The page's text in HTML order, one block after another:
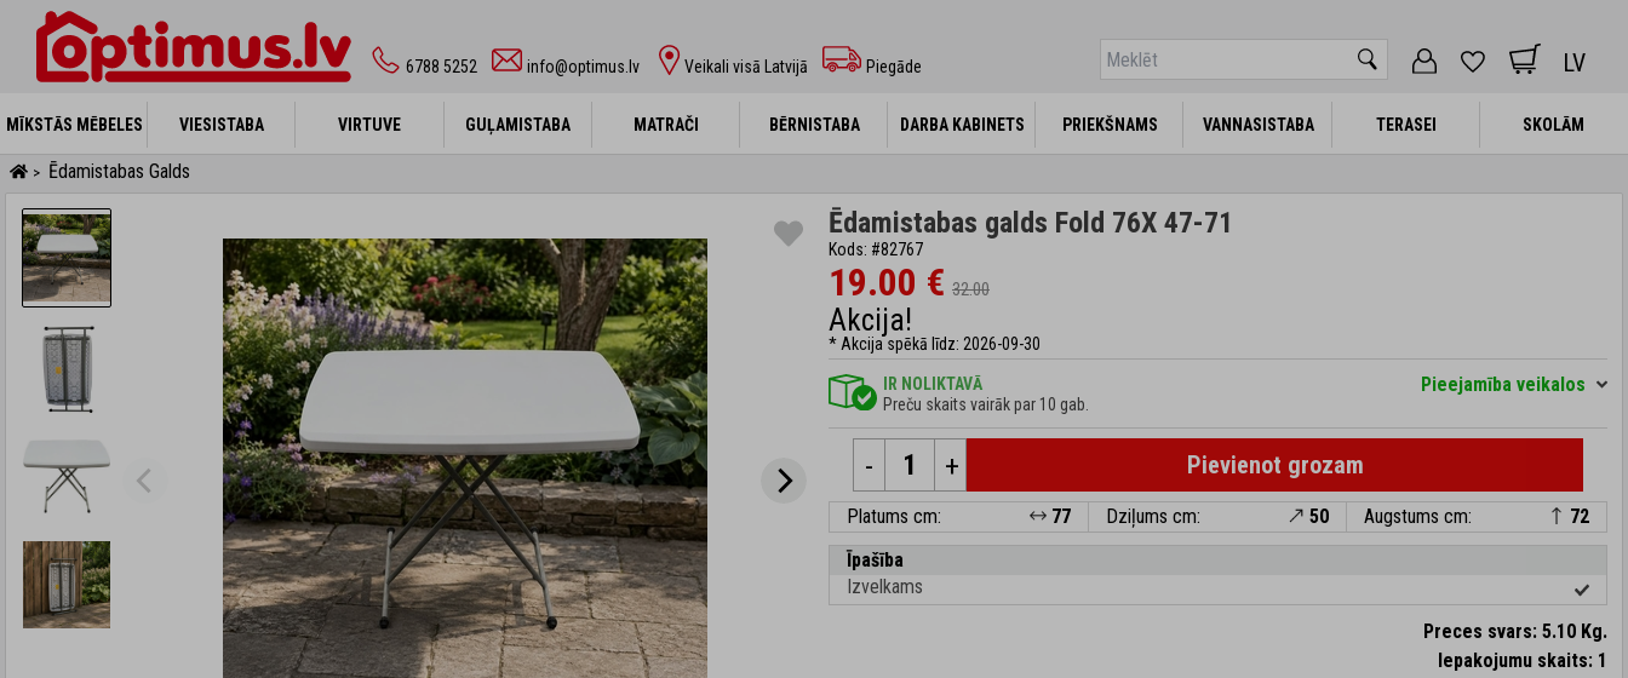
6788 5252 info@optimus.lv Veikali visā Latvijā Piegāde LV
MĪKSTĀS MĒBELES VIESISTABA VIRTUVE GUĻAMISTABA MATRAČI BĒRNISTABA DARBA KABINETS PRIEKŠNAMS VANNASISTABA TERASEI SKOLĀM
MĪKSTĀS MĒBELES VIESISTABA VIRTUVE GUĻAMISTABA MATRAČI BĒRNISTABA DARBA KABINETS PRIEKŠNAMS VANNASISTABA TERASEI SKOLĀM
> Ēdamistabas Galds
Ēdamistabas galds Fold 76X 47-71
Kods: #82767
19.00 € 32.00
Akcija!
* Akcija spēkā līdz: 2026-09-30
IR NOLIKTAVĀ
Preču skaits vairāk par 10 gab.
Pieejamība veikalos
- + Pievienot grozam
Platums cm: 77 Dziļums cm: 50 Augstums cm:
72
Īpašība
Izvelkams
Preces svars: 5.10 Kg.
Iepakojumu skaits: 1